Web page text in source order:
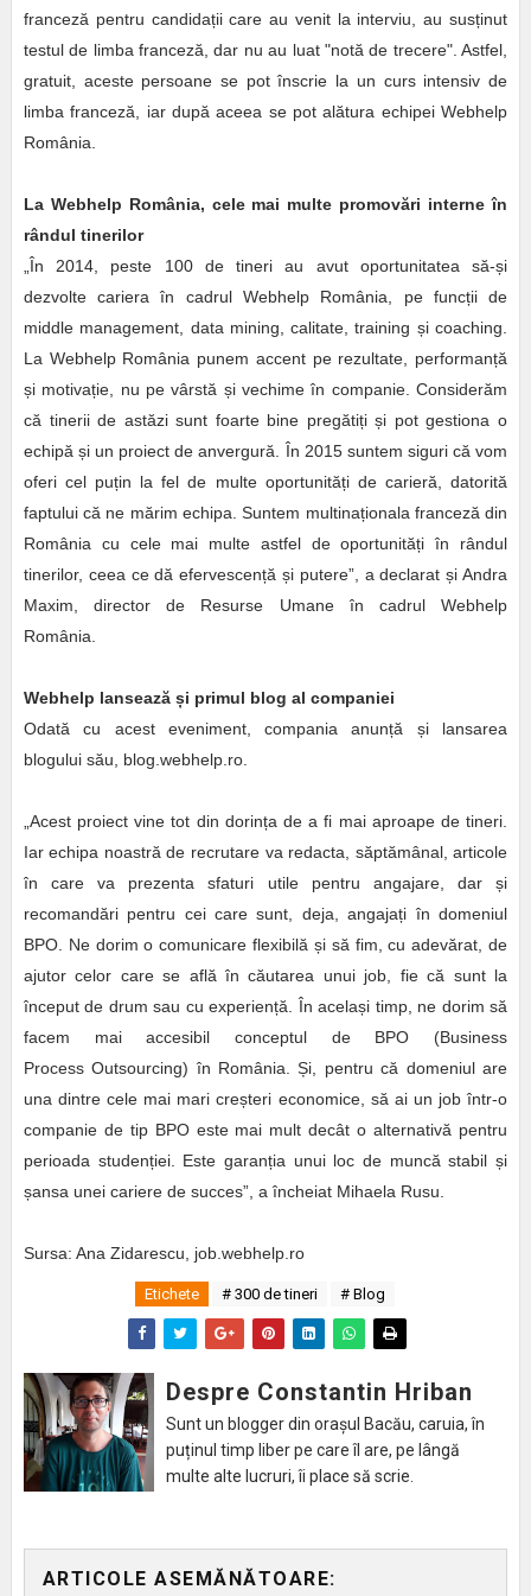
franceză pentru candidații care au venit la interviu, au susținut
testul de limba franceză, dar nu au luat "notă de trecere". Astfel,
gratuit, aceste persoane se pot înscrie la un curs intensiv de
limba franceză, iar după aceea se pot alătura echipei Webhelp
România.
La Webhelp România, cele mai multe promovări interne în
rândul tinerilor
„În 2014, peste 100 de tineri au avut oportunitatea să-și
dezvolte cariera în cadrul Webhelp România, pe funcții de
middle management, data mining, calitate, training și coaching.
La Webhelp România punem accent pe rezultate, performanță
și motivație, nu pe vârstă și vechime în companie. Considerăm
că tinerii de astăzi sunt foarte bine pregătiți și pot gestiona o
echipă și un proiect de anvergură. În 2015 suntem siguri că vom
oferi cel puțin la fel de multe oportunități de carieră, datorită
faptului că ne mărim echipa. Suntem multinaționala franceză din
România cu cele mai multe astfel de oportunități în rândul
tinerilor, ceea ce dă efervescență și putere”, a declarat și Andra
Maxim, director de Resurse Umane în cadrul Webhelp
România.
Webhelp lansează și primul blog al companiei
Odată cu acest eveniment, compania anunță și lansarea
blogului său, blog.webhelp.ro.
„Acest proiect vine tot din dorința de a fi mai aproape de tineri.
Iar echipa noastră de recrutare va redacta, săptămânal, articole
în care va prezenta sfaturi utile pentru angajare, dar și
recomandări pentru cei care sunt, deja, angajați în domeniul
BPO. Ne dorim o comunicare flexibilă și să fim, cu adevărat, de
ajutor celor care se află în căutarea unui job, fie că sunt la
început de drum sau cu experiență. În același timp, ne dorim să
facem mai accesibil conceptul de BPO (Business
Process Outsourcing) în România. Și, pentru că domeniul are
una dintre cele mai mari creșteri economice, să ai un job într-o
companie de tip BPO este mai mult decât o alternativă pentru
perioada studenției. Este garanția unui loc de muncă stabil și
șansa unei cariere de succes”, a încheiat Mihaela Rusu.
Sursa: Ana Zidarescu, job.webhelp.ro
Etichete # 300 de tineri # Blog
Despre Constantin Hriban
Sunt un blogger din orașul Bacău, caruia, în
puținul timp liber pe care îl are, pe lângă
multe alte lucruri, îi place să scrie.
ARTICOLE ASEMĂNĂTOARE: